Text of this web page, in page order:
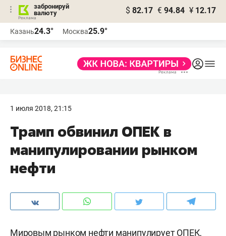
забронируй
валюту
$ 82.17 € 94.84 ¥ 12.17
Казань24.3° Москва25.9°
1 июля 2018, 21:15
Трамп обвинил ОПЕК в
манипулировании рынком
нефти
Мировым рынком нефти манипулирует ОПЕК,